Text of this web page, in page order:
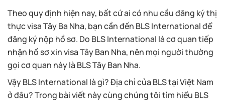
Theo quy định hiện nay, bất cứ ai có nhu cầu đăng ký thị
thực visa Tây Ba Nha, bạn cần đến BLS International để
đăng ký nộp hồ sơ. Do BLS International là cơ quan tiếp
nhận hồ sơ xin visa Tây Ban Nha, nên mọi người thường
gọi cơ quan này là BLS Tây Ban Nha.
Vậy BLS International là gì? Địa chỉ của BLS tại Việt Nam
ở đâu? Trong bài viết này cùng chúng tôi tìm hiểu BLS